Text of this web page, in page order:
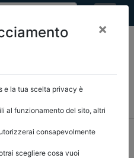
NORMATIVA
×
e la tua scelta privacy è
al funzionamento del sito, altri
consapevolmente
scegliere cosa vuoi